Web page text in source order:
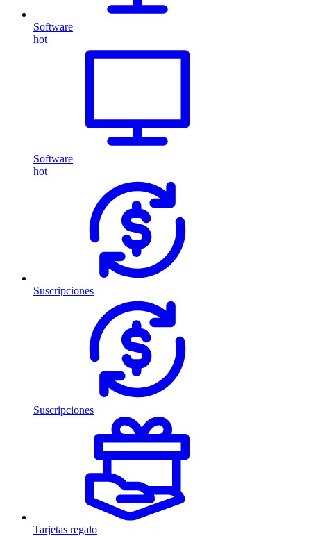
Software
hot
Software
hot
Suscripciones
Suscripciones
Tarjetas regalo